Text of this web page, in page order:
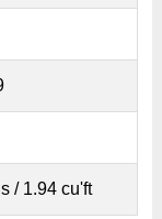
/ 1.94 cu'ft